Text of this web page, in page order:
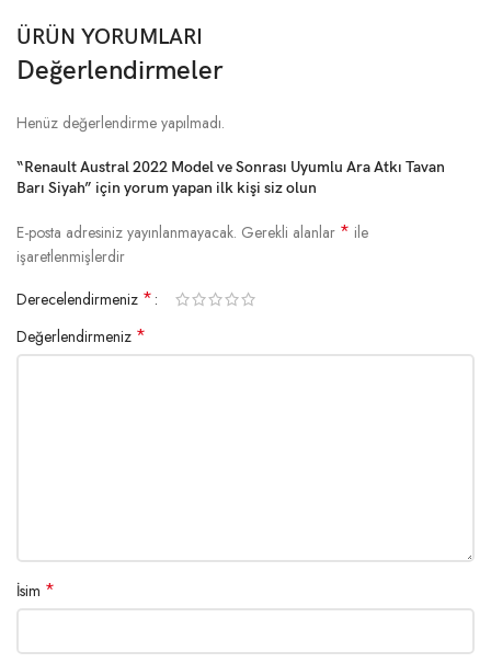
ÜRÜN YORUMLARI
Değerlendirmeler
Henüz değerlendirme yapılmadı.
“Renault Austral 2022 Model ve Sonrası Uyumlu Ara Atkı Tavan
Barı Siyah” için yorum yapan ilk kişi siz olun
E-posta adresiniz yayınlanmayacak. Gerekli alanlar * ile
işaretlenmişlerdir
Derecelendirmeniz *
Değerlendirmeniz *
İsim *